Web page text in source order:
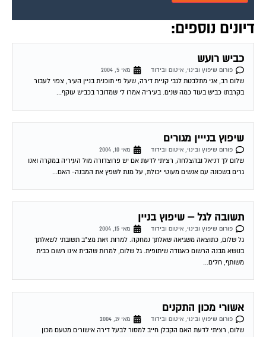
דיונים נוספים:
כביש רועש
פורום שיפוץ ובינוי, איטום ובידוד
מאי 5, 2004
שלום רב, אני מתלבטת לגבי קניית דירה, שעל פי תוכנית בניין העיר, צפוי לעבור
בקרבתו כביש בעוד כמה שנים. בעיריה אמרו לי שמדובר בכביש עוקף...
שיפוץ בנייין מגורים
פורום שיפוץ ובינוי, איטום ובידוד
מאי 10, 2004
שלום לך דניאל ובהצלחה, רציתי לדעת אם יש פרוצדורה מול העיריה במקרה ואנו
גרים בשכונה עם אנשים מעוטי יכולת, על מנת לשפץ את המבנה- האם...
תשובה לגל – שיפוץ בניין
פורום שיפוץ ובינוי, איטום ובידוד
מאי 15, 2004
גל שלום, כתוצאה משגיאה שאלתך נמחקה. למרות זאת מצ"ב תשובתי לשאלתך
בנושא מבנה הרשום כאגודה שיתופית. גל שלום, למרות שהבית אינו רשום כבית
משותף, חלים...
אשורי מכון התקנים
פורום שיפוץ ובינוי, איטום ובידוד
מאי 19, 2004
שלום, רציתי לדעת האם הקבלן חייב למסור לבעל דירה אישורים מטעם מכון